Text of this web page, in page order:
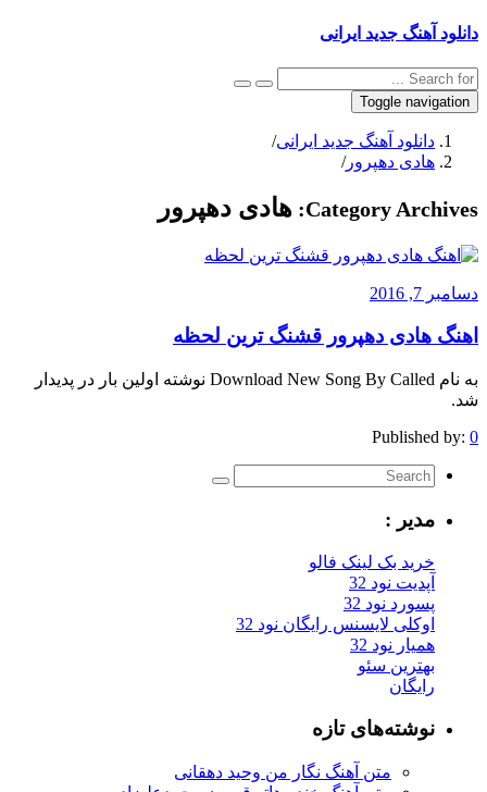
دانلود آهنگ جدید ایرانی
Toggle navigation
دانلود آهنگ جدید ایرانی/
هادی دهپرور/
Category Archives: هادی دهپرور
دسامبر 7, 2016
اهنگ هادی دهپرور قشنگ ترین لحظه
به نام Download New Song By Called نوشته اولین بار در پدیدار
شد.
Published by: 0
مدیر :
خرید بک لینک فالو
آپدیت نود 32
پسورد نود 32
اوکلی لایسنس رایگان نود 32
همیار نود 32
بهترین سئو
رایگان
نوشته‌های تازه
متن آهنگ نگار من وحید دهقانی